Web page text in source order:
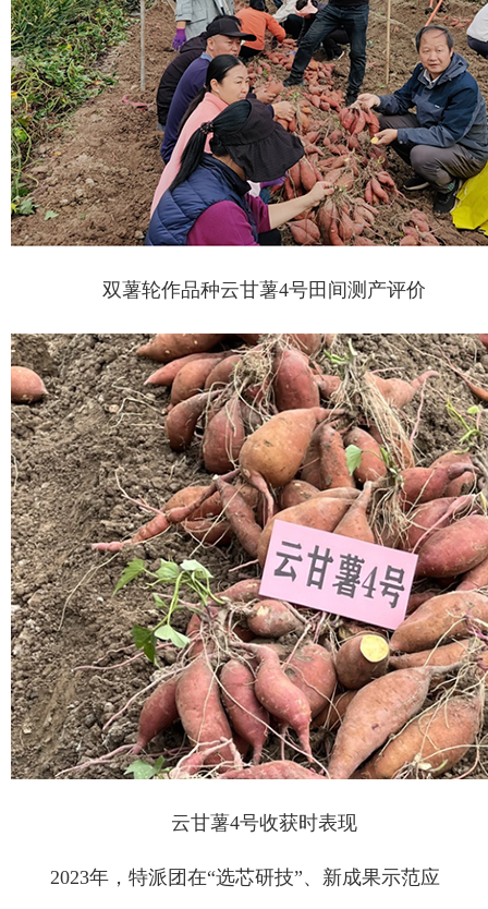
双薯轮作品种云甘薯4号田间测产评价
云甘薯4号收获时表现
2023年，特派团在“选芯研技”、新成果示范应